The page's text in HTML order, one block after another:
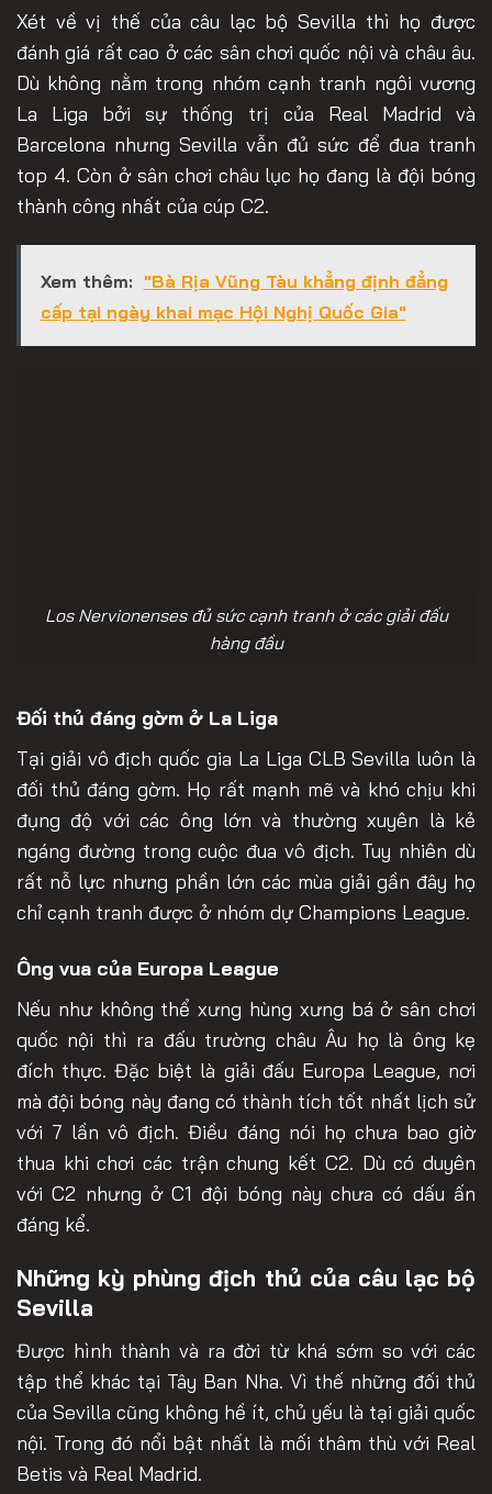
Xét về vị thế của câu lạc bộ Sevilla thì họ được
đánh giá rất cao ở các sân chơi quốc nội và châu âu.
Dù không nằm trong nhóm cạnh tranh ngôi vương
La Liga bởi sự thống trị của Real Madrid và
Barcelona nhưng Sevilla vẫn đủ sức để đua tranh
top 4. Còn ở sân chơi châu lục họ đang là đội bóng
thành công nhất của cúp C2.
Xem thêm: "Bà Rịa Vũng Tàu khẳng định đẳng
cấp tại ngày khai mạc Hội Nghị Quốc Gia"
Los Nervionenses đủ sức cạnh tranh ở các giải đấu
hàng đầu
Đối thủ đáng gờm ở La Liga
Tại giải vô địch quốc gia La Liga CLB Sevilla luôn là
đối thủ đáng gờm. Họ rất mạnh mẽ và khó chịu khi
đụng độ với các ông lớn và thường xuyên là kẻ
ngáng đường trong cuộc đua vô địch. Tuy nhiên dù
rất nỗ lực nhưng phần lớn các mùa giải gần đây họ
chỉ cạnh tranh được ở nhóm dự Champions League.
Ông vua của Europa League
Nếu như không thể xưng hùng xưng bá ở sân chơi
quốc nội thì ra đấu trường châu Âu họ là ông kẹ
đích thực. Đặc biệt là giải đấu Europa League, nơi
mà đội bóng này đang có thành tích tốt nhất lịch sử
với 7 lần vô địch. Điều đáng nói họ chưa bao giờ
thua khi chơi các trận chung kết C2. Dù có duyên
với C2 nhưng ở C1 đội bóng này chưa có dấu ấn
đáng kể.
Những kỳ phùng địch thủ của câu lạc bộ
Sevilla
Được hình thành và ra đời từ khá sớm so với các
tập thể khác tại Tây Ban Nha. Vì thế những đối thủ
của Sevilla cũng không hề ít, chủ yếu là tại giải quốc
nội. Trong đó nổi bật nhất là mối thâm thù với Real
Betis và Real Madrid.